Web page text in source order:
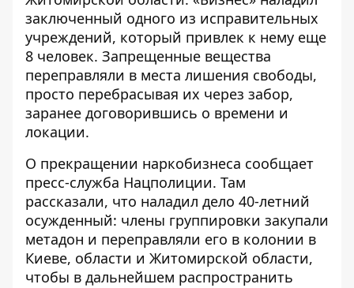
заключенный одного из исправительных
учреждений, который привлек к нему еще
8 человек. Запрещенные вещества
переправляли в места лишения свободы,
просто перебрасывая их через забор,
заранее договорившись о времени и
локации.
О прекращении наркобизнеса сообщает
пресс-служба Нацполиции. Там
рассказали, что наладил дело 40-летний
осужденный: члены группировки закупали
метадон и переправляли его в колонии в
Киеве, области и Житомирской области,
чтобы в дальнейшем распространить